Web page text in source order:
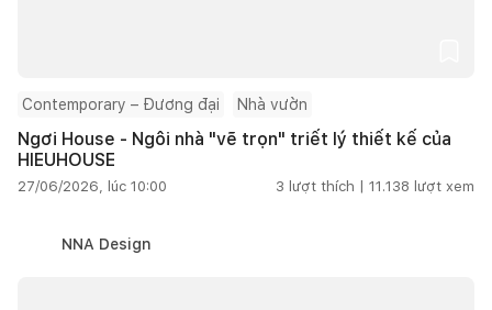
Contemporary – Đương đại Nhà vườn
Ngơi House - Ngôi nhà "vẽ trọn" triết lý thiết kế của
HIEUHOUSE
27/06/2026, lúc 10:00 3 lượt thích | 11.138 lượt xem
NNA Design